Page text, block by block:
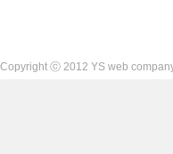
Copyright ⓒ 2012 YS web